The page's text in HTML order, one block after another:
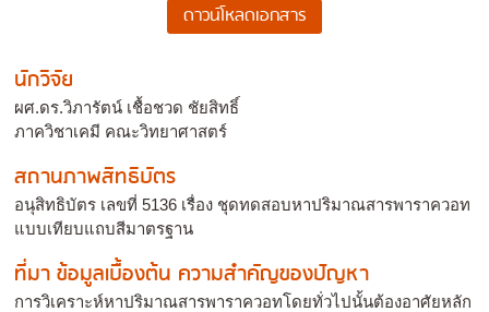
นักวิจัย
ผศ.ดร.วิภารัตน์ เชื้อชวด ชัยสิทธิ์
ภาควิชาเคมี คณะวิทยาศาสตร์
สถานภาพสิทธิบัตร
อนุสิทธิบัตร เลขที่ 5136 เรื่อง ชุดทดสอบหาปริมาณสารพาราควอท
แบบเทียบแถบสีมาตรฐาน
ที่มา ข้อมูลเบื้องต้น ความสำคัญของปัญหา
การวิเคราะห์หาปริมาณสารพาราควอทโดยทั่วไปนั้นต้องอาศัยหลัก